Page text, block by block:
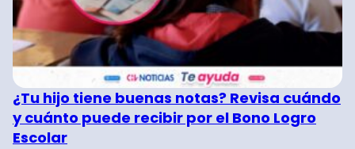
¿Tu hijo tiene buenas notas? Revisa cuándo
y cuánto puede recibir por el Bono Logro
Escolar